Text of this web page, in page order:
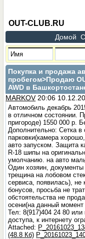
OUT-CLUB.RU
Домой
Покупка и продажа
пробегом>Продаю
AWD в
MARKOV20:06
Автомобиль декабрь
в отличном состоянии.
пригороде) 1550 000 р.
Дополнительно: Сетка в
парковки(камера
авто запуском. Защита
R-18 шипы на
умолчанию. на авто
Один хозяин,
трещина на лобовом
сервиса, появилась),
бонусов, просьба не
обстоятельства не
осени(на данный
Тел: 8(917)404 24 80
доступа, к интернету
Attached:
(48.8 Кб)